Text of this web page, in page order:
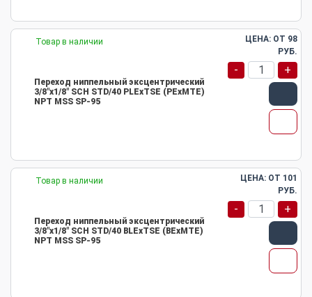
Товар в наличии
Переход ниппельный эксцентрический
3/8"х1/8" SCH STD/40 PLEхTSE (PEхMTE)
NPT MSS SP-95
ЦЕНА: ОТ 98
РУБ.
- +
Товар в наличии
Переход ниппельный эксцентрический
3/8"х1/8" SCH STD/40 BLEхTSE (BEхMTE)
NPT MSS SP-95
ЦЕНА: ОТ 101
РУБ.
- +